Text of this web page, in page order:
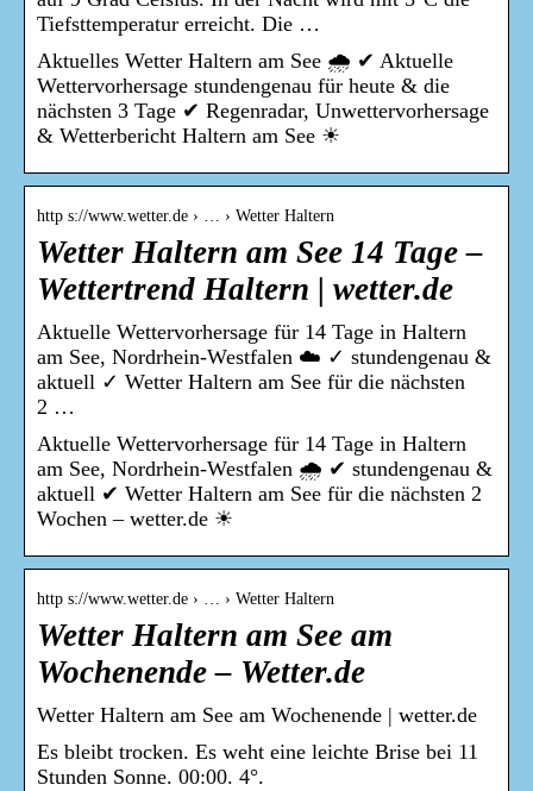
Tiefsttemperatur erreicht. Die …
Aktuelles Wetter Haltern am See 🌧️ ✔ Aktuelle
Wettervorhersage stundengenau für heute & die
nächsten 3 Tage ✔ Regenradar, Unwettervorhersage
& Wetterbericht Haltern am See ☀
http s://www.wetter.de › … › Wetter Haltern
Wetter Haltern am See 14 Tage –
Wettertrend Haltern | wetter.de
Aktuelle Wettervorhersage für 14 Tage in Haltern
am See, Nordrhein-Westfalen ☁️ ✓ stundengenau &
aktuell ✓ Wetter Haltern am See für die nächsten
2 …
Aktuelle Wettervorhersage für 14 Tage in Haltern
am See, Nordrhein-Westfalen 🌧️ ✔ stundengenau &
aktuell ✔ Wetter Haltern am See für die nächsten 2
Wochen – wetter.de ☀
http s://www.wetter.de › … › Wetter Haltern
Wetter Haltern am See am
Wochenende – Wetter.de
Wetter Haltern am See am Wochenende | wetter.de
Es bleibt trocken. Es weht eine leichte Brise bei 11
Stunden Sonne. 00:00. 4°.